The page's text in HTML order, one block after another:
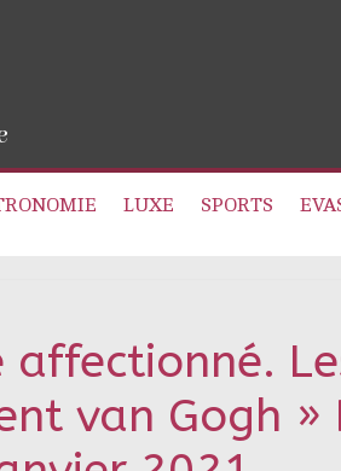
LUXE SPORTS
affectionné.
van Gogh »